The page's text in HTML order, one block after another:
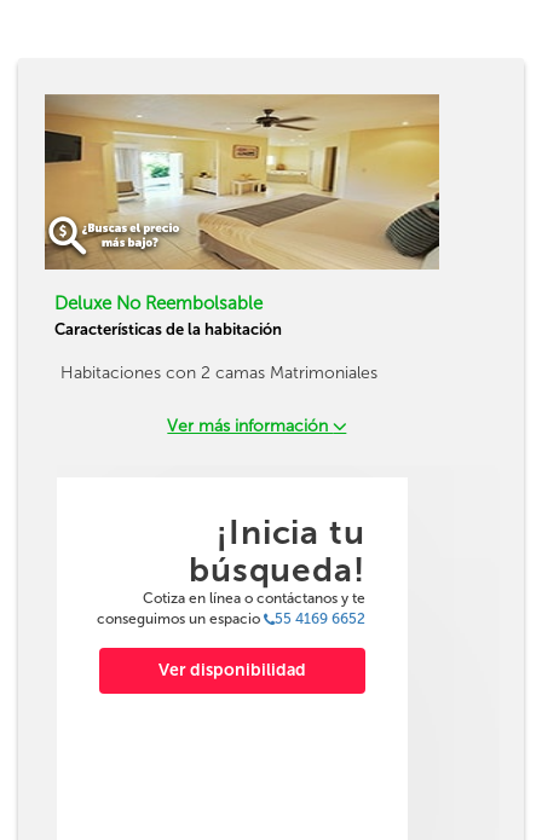
Deluxe No Reembolsable
Características de la habitación
Habitaciones con 2 camas Matrimoniales
Ver más información
¡Inicia tu
búsqueda!
Cotiza en línea o contáctanos y te
conseguimos un espacio
55 4169 6652
Ver disponibilidad